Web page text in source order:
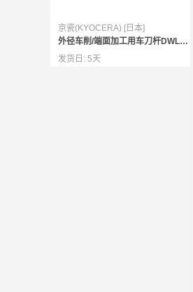
京瓷(KYOCERA) [日本]
外径车削/端面加工用车刀杆DWLN型
发货日: 5天